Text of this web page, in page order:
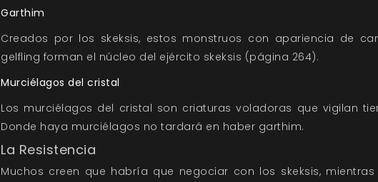
Garthim
Creados por los skeksis, estos monstruos con apariencia de
gelfling forman el núcleo del ejército skeksis (página 264).
Murciélagos del cristal
Los murciélagos del cristal son criaturas voladoras que vigilan
Donde haya murciélagos no tardará en haber garthim.
La Resistencia
Muchos creen que habría que negociar con los skeksis,